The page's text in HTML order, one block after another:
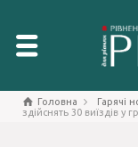
Головна Гарячі
здійснять 30 виїздів у